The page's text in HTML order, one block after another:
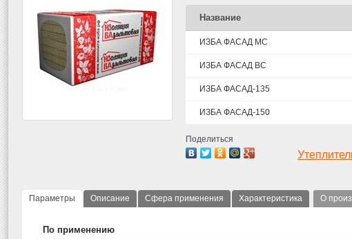
Название
ИЗБА ФАСАД МС
ИЗБА ФАСАД ВС
ИЗБА ФАСАД-135
ИЗБА ФАСАД-150
Поделиться
Параметры Описание Сфера применения Характеристика О
По применению